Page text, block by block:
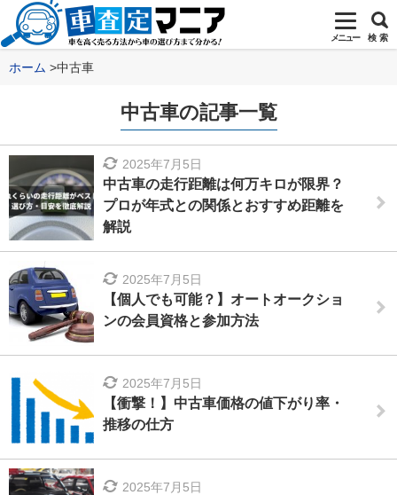
メニュー 検 索
ホーム 中古車
中古車の記事一覧
2025年7月5日
中古車の走行距離は何万キロが限界？
プロが年式との関係とおすすめ距離を
解説
2025年7月5日
【個人でも可能？】オートオークショ
ンの会員資格と参加方法
2025年7月5日
【衝撃！】中古車価格の値下がり率・
推移の仕方
2025年7月5日